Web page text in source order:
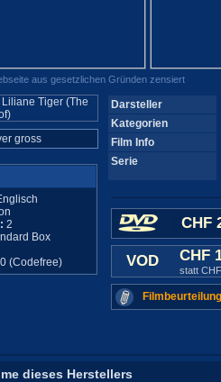
aus gesetzlichen Gründen zensiert
gross
2
Box
0 (Codefree)
Darsteller
Kategorien
Film Info
Serie
CHF
VOD CHF
statt
dieses Herstellers